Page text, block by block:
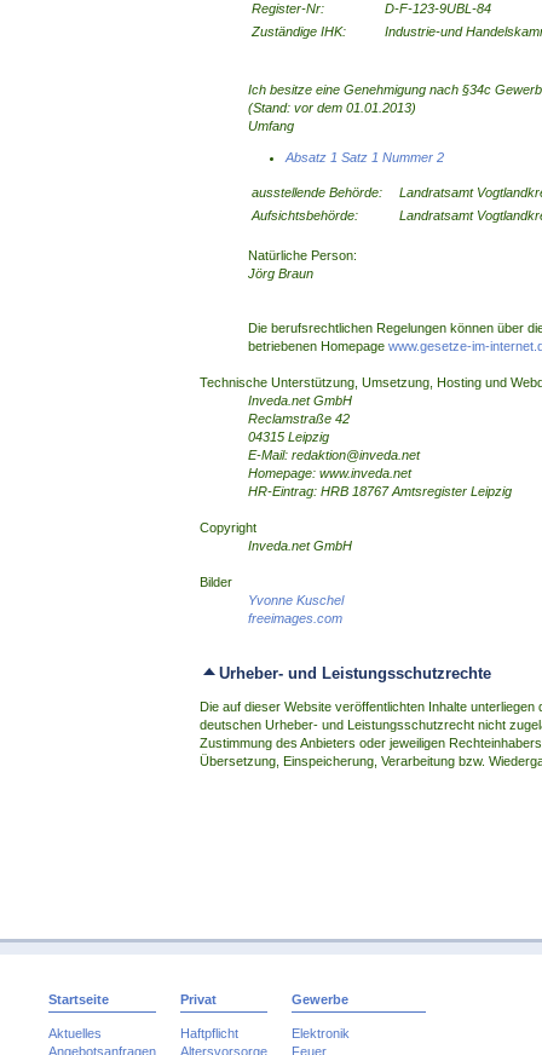
Register-Nr:
D-F-123-9UBL-84
Zuständige IHK:
Industrie-und
Ich besitze eine Genehmigung nach §34c
(Stand: vor dem 01.01.2013)
Umfang
Absatz 1 Satz 1 Nummer 2
ausstellende Behörde:
Landratsamt
Aufsichtsbehörde:
Landratsamt
Natürliche Person:
Jörg Braun
Die berufsrechtlichen Regelungen können über
betriebenen Homepage www.gesetze-im-
Technische Unterstützung, Umsetzung, Hosting und
Inveda.net GmbH
Reclamstraße 42
04315 Leipzig
E-Mail: redaktion@inveda.net
Homepage: www.inveda.net
HR-Eintrag: HRB 18767 Amtsregister Leipzig
Copyright
Inveda.net GmbH
Bilder
Yvonne Kuschel
freeimages.com
Urheber- und Leistungsschutzrechte
Die auf dieser Website veröffentlichten Inhalte
deutschen Urheber- und Leistungsschutzrecht nicht
Zustimmung des Anbieters oder jeweiligen
Übersetzung, Einspeicherung, Verarbeitung bzw.
Startseite
Aktuelles
Angebotsanfragen
Privat
Haftpflicht
Altersvorsorge
Gewerbe
Elektronik
Feuer